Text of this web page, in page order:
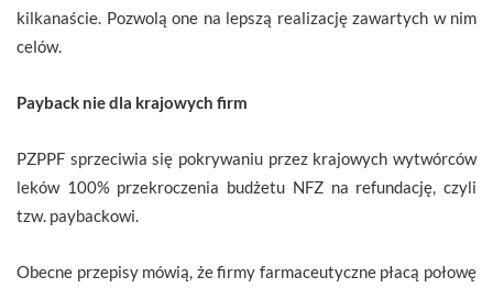
kilkanaście. Pozwolą one na lepszą realizację zawartych w nim
celów.
Payback nie dla krajowych firm
PZPPF sprzeciwia się pokrywaniu przez krajowych wytwórców
leków 100% przekroczenia budżetu NFZ na refundację, czyli
tzw. paybackowi.
Obecne przepisy mówią, że firmy farmaceutyczne płacą połowę